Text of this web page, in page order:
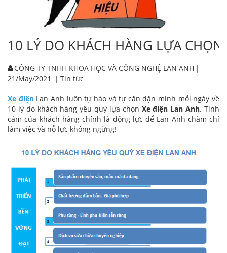
10 LÝ DO KHÁCH HÀNG LỰA
CÔNG TY TNHH KHOA HỌC VÀ CÔNG NGHỆ LAN ANH |
21/May/2021
| Tin tức
Xe điệnLan Anh luôn tự hào và tự căn dặn mình mỗi ngày về
10 lý do khách hàng yêu quý lựa chọn Xe điện Lan Anh. Tình
cảm của khách hàng chính là động lực để Lan Anh chăm chỉ
làm việc và nỗ lực không ngừng!